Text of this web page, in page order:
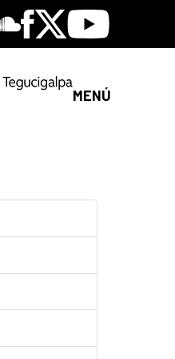
Facebook
X Youtube
MENÚ